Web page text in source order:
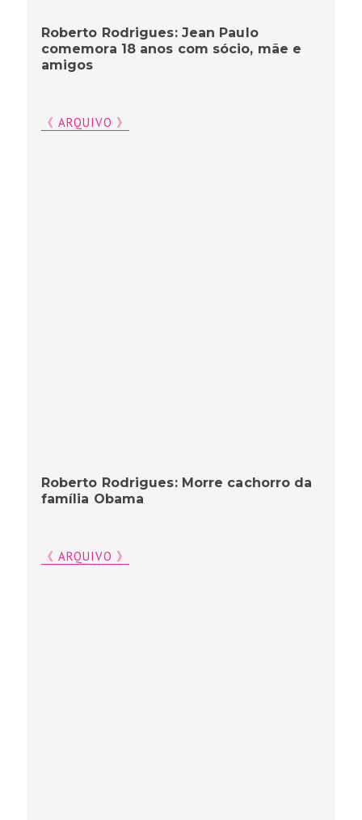
Roberto Rodrigues: Jean Paulo
comemora 18 anos com sócio, mãe e
amigos
《 ARQUIVO 》
Roberto Rodrigues: Morre cachorro da
família Obama
《 ARQUIVO 》